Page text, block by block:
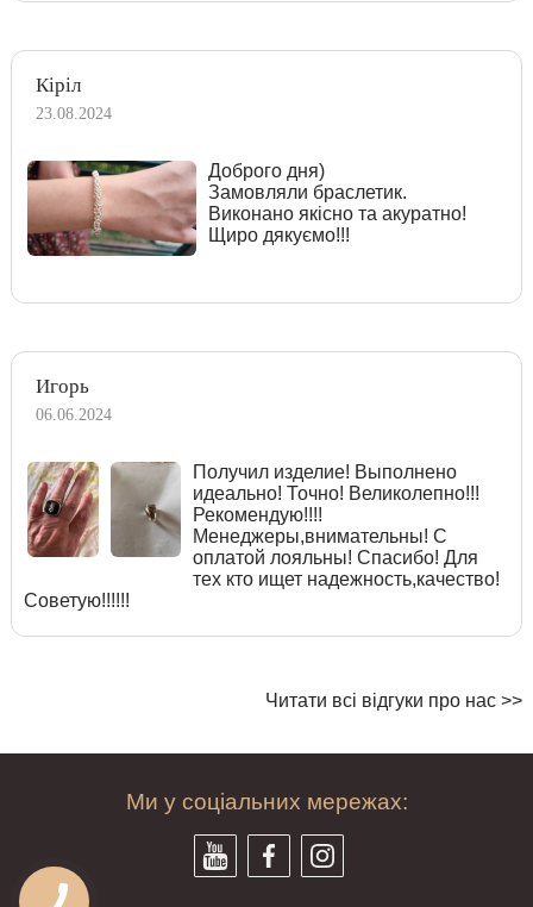
Кіріл
23.08.2024
Доброго дня)
Замовляли браслетик.
Виконано якісно та акуратно!
Щиро дякуємо!!!
Игорь
06.06.2024
Получил изделие! Выполнено
идеально! Точно! Великолепно!!!
Рекомендую!!!!
Менеджеры,внимательны! С
оплатой лояльны! Спасибо! Для
тех кто ищет надежность,качество!
Советую!!!!!!
Читати всі відгуки про нас >>
Ми у соціальних мережах: